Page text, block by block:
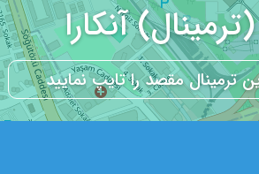
آنکارا